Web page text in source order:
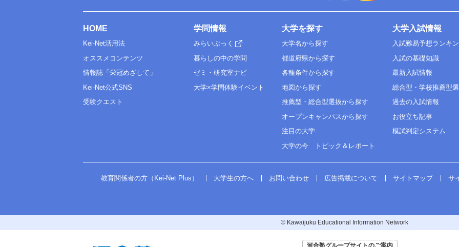
HOME
Kei-Net活用法
オススメコンテンツ
情報誌「栄冠めざして」
Kei-Net公式SNS
受験クエスト
学問情報
みらいぶっく
暮らしの中の学問
ゼミ・研究室ナビ
大学×学問体験イベント
大学を探す
大学名から探す
都道府県から探す
各種条件から探す
地図から探す
推薦型・総合型選抜から探す
オープンキャンパスから探す
注目の大学
大学の今 トピック＆レポート
大学入試情報
入試難易予想ランキ
入試の基礎知識
最新入試情報
総合型・学校推薦型
過去の入試情報
お役立ち記事
模試判定システム
教育関係者の方（Kei-Net Plus） 大学生の方へ お問い合わせ 広告掲載について サイトマップ サ
© Kawaijuku Educational Information Network